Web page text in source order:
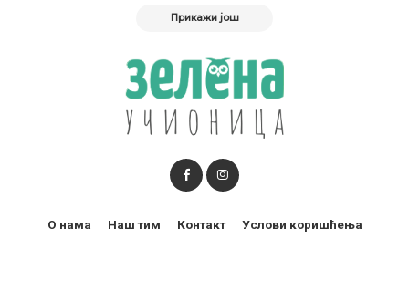
Прикажи још
О нама Наш тим Контакт Услови коришћења